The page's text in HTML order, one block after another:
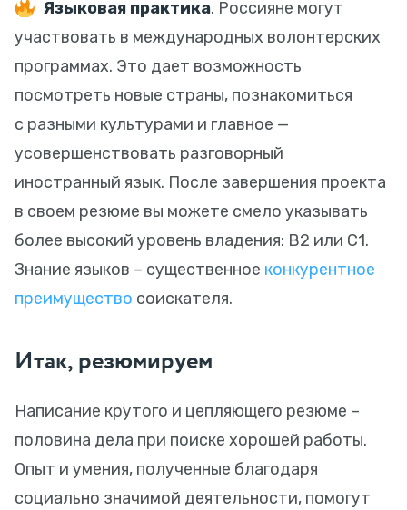
Языковая практика. Россияне могут
участвовать в международных волонтерских
программах. Это дает возможность
посмотреть новые страны, познакомиться
с разными культурами и главное —
усовершенствовать разговорный
иностранный язык. После завершения проекта
в своем резюме вы можете смело указывать
более высокий уровень владения: В2 или С1.
Знание языков – существенное конкурентное
преимущество соискателя.
Итак, резюмируем
Написание крутого и цепляющего резюме –
половина дела при поиске хорошей работы.
Опыт и умения, полученные благодаря
социально значимой деятельности, помогут